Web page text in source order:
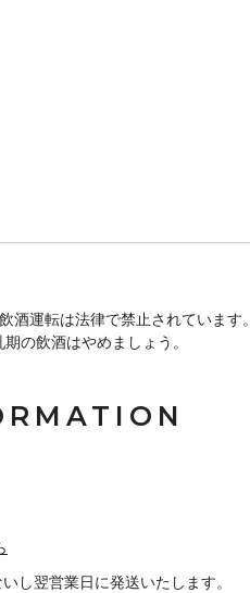
酒運転は法律で禁止されています。
の飲酒はやめましょう。
し翌営業日に発送いたします。